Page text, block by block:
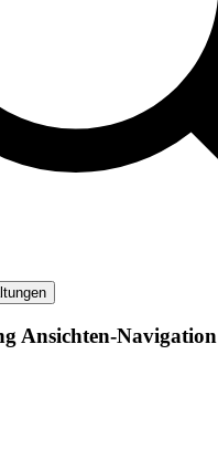
Ansichten-Navigation